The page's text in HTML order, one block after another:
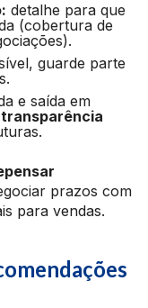
detalhe para que
(cobertura de
guarde parte
e saída em
transparência
prazos com
para vendas.